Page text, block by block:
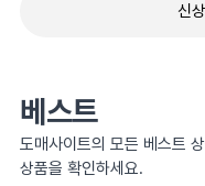
신
베스트
도매사이트의 모든 베스트
상품을 확인하세요.